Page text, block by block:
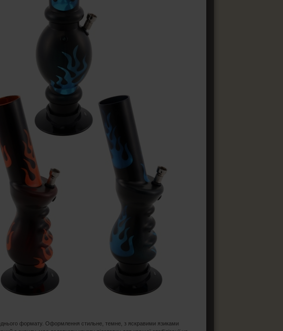
формату. Оформлення стильне, темне, з яскравими язиками